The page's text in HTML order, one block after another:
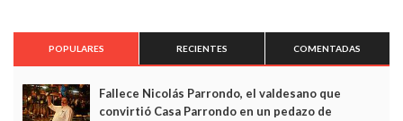
POPULARES RECIENTES COMENTADAS
Fallece Nicolás Parrondo, el valdesano que
convirtió Casa Parrondo en un pedazo de